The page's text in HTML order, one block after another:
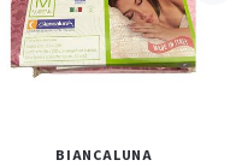
BIANCALUNA